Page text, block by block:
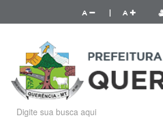
A A